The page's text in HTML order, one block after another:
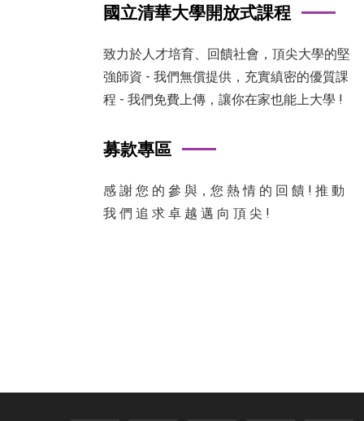
國立清華大學開放式課程
致力於人才培育、回饋社會，頂尖大學的堅
強師資 - 我們無償提供，充實縝密的優質課
程 - 我們免費上傳，讓你在家也能上大學 !
募款專區
感 謝 您 的 參 與，您 熱 情 的 回 饋 ! 推 動
我 們 追 求 卓 越 邁 向 頂 尖 !